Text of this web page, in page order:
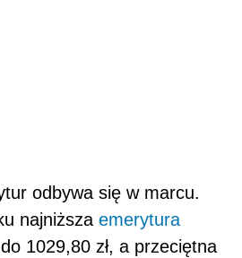
odbywa się w marcu.
najniższa emerytura
1029,80 zł, a przeciętna